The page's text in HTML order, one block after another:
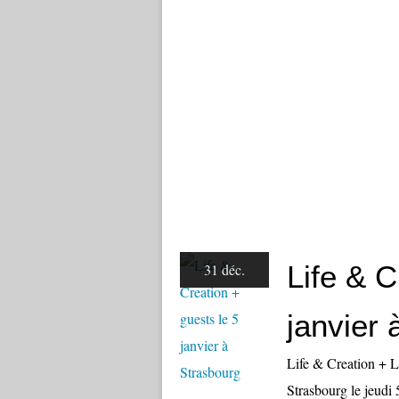
31 déc.
Life &
janvier
Life & Creation +
Strasbourg le jeudi